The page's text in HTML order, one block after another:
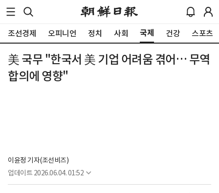
조선경제 오피니언 정치 사회 국제 건강 스포츠
美 국무 "한국서 美 기업 어려움 겪어… 무역
합의에 영향"
이윤정 기자(조선비즈)
업데이트 2026.06.04. 01:52